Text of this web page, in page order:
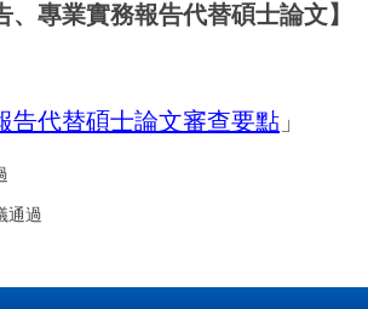
專業實務報告代替碩士論文】
告代替碩士論文審查要點 」
通過